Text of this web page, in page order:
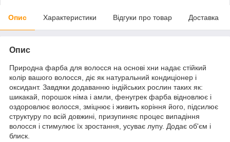
Опис Характеристики Відгуки про товар Доставка
Опис
Природна фарба для волосся на основі хни надає стійкий
колір вашого волосся, діє як натуральний кондиціонер і
оксидант. Завдяки додаванню індійських рослин таких як:
шикакай, порошок німа і амли, фенугрек фарба відновлює і
оздоровлює волосся, зміцнює і живить коріння його, підсилює
структуру по всій довжині, призупиняє процес випадіння
волосся і стимулює їх зростання, усуває лупу. Додає об'єм і
блиск.